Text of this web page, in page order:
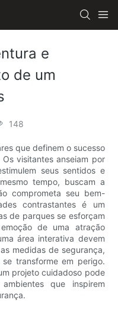
e
de um
148
que definem o sucesso
visitantes anseiam por
seus sentidos e
tempo, buscam a
comprometa seu bem-
contrastantes é um
de parques se esforçam
de uma atração
área interativa devem
medidas de segurança,
transforme em perigo.
projeto cuidadoso pode
que inspirem